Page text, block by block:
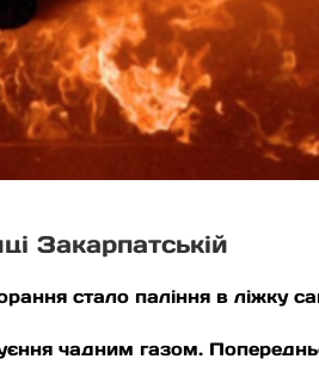
Закарпатській
стало паління в ліжку
чадним газом.